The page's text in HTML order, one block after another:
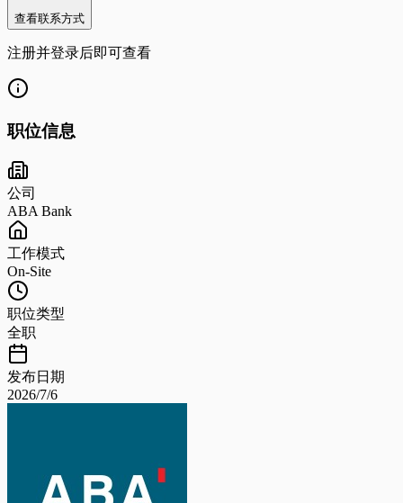
查看联系方式
注册并登录后即可查看
职位信息
公司
ABA Bank
工作模式
On-Site
职位类型
全职
发布日期
2026/7/6